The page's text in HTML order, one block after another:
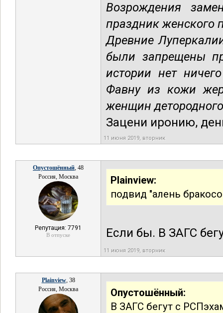
Возрождения
праздник женского
Древние
были запрещены
истории нет
Фавну из кожи
женщин
Зацени иронию,
11 июня 2019, вторник
Опустошённый, 48
Россия, Москва
Репутация: 7791
В отпуске
Plainview:
подвид "алень
Если бы. В ЗАГС
11 июня 2019, вторник
Plainview, 38
Россия, Москва
Опустошённый:
В ЗАГС бегут с